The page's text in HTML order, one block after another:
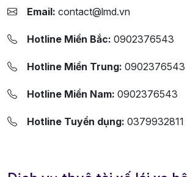
Email: contact@lmd.vn
Hotline Miền Bắc: 0902376543
Hotline Miền Trung: 0902376543
Hotline Miền Nam: 0902376543
Hotline Tuyển dụng: 0379932811